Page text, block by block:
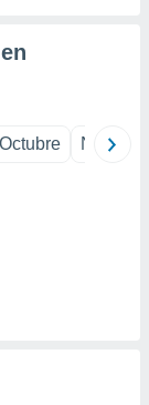
Octubre